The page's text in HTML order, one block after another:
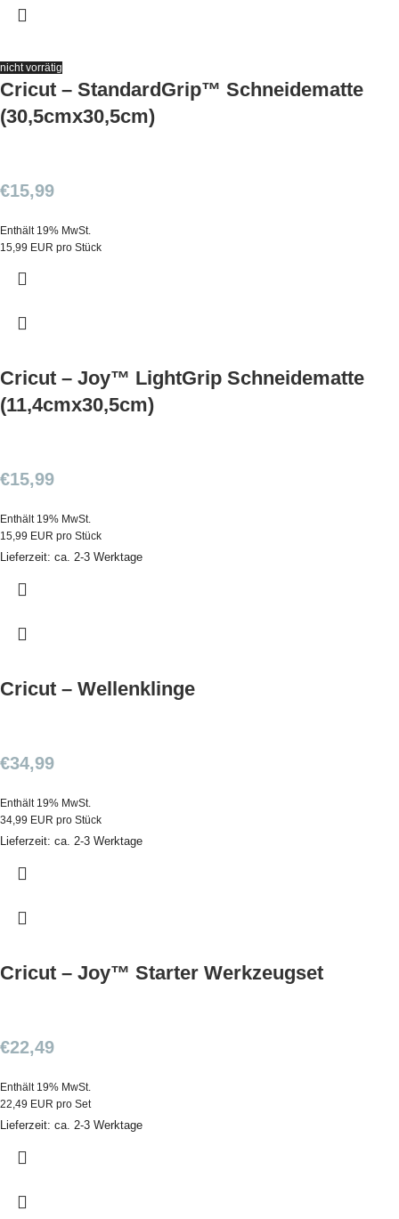
nicht vorrätig
Cricut – StandardGrip™ Schneidematte
(30,5cmx30,5cm)
€15,99
Enthält 19% MwSt.
15,99 EUR pro Stück
Cricut – Joy™ LightGrip Schneidematte
(11,4cmx30,5cm)
€15,99
Enthält 19% MwSt.
15,99 EUR pro Stück
Lieferzeit: ca. 2-3 Werktage
Cricut – Wellenklinge
€34,99
Enthält 19% MwSt.
34,99 EUR pro Stück
Lieferzeit: ca. 2-3 Werktage
Cricut – Joy™ Starter Werkzeugset
€22,49
Enthält 19% MwSt.
22,49 EUR pro Set
Lieferzeit: ca. 2-3 Werktage